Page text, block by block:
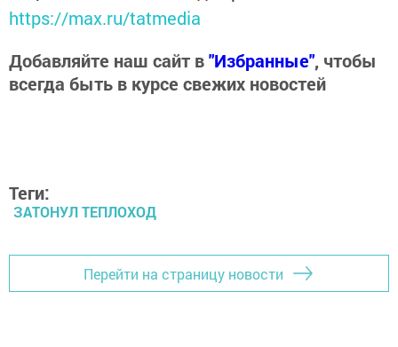
https://max.ru/tatmedia
Добавляйте наш сайт в"Избранные", чтобы
всегда быть в курсе свежих новостей
Теги:
ЗАТОНУЛ ТЕПЛОХОД
Перейти на страницу новости